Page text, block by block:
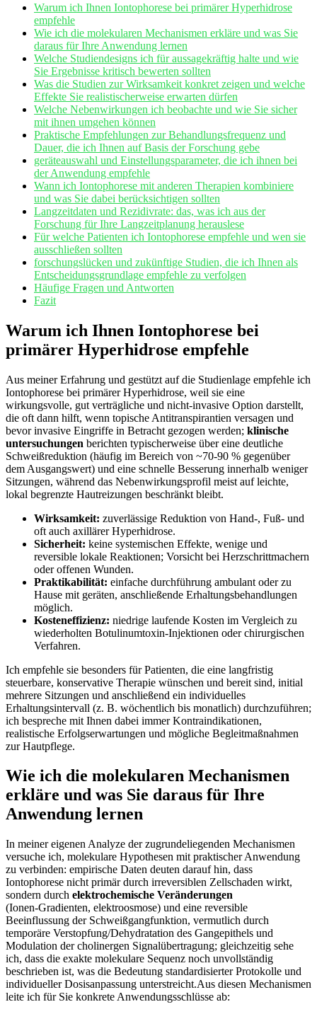
Warum ich ⁤Ihnen Iontophorese bei⁤ primärer Hyperhidrose
empfehle
Wie ich die ⁢molekularen Mechanismen erkläre und was Sie
daraus für Ihre Anwendung lernen
Welche Studiendesigns ich ‌für aussagekräftig halte und wie
Sie Ergebnisse kritisch bewerten sollten
Was die Studien zur Wirksamkeit konkret zeigen und welche
Effekte Sie realistischerweise erwarten dürfen
Welche Nebenwirkungen⁢ ich beobachte und wie Sie sicher
mit ihnen umgehen können
Praktische Empfehlungen zur Behandlungsfrequenz‌ und
Dauer, die ich Ihnen auf‍ Basis der‌ Forschung gebe
geräteauswahl und Einstellungsparameter, die ich ihnen bei
der Anwendung empfehle
Wann ich ‍Iontophorese mit anderen Therapien kombiniere
und was Sie dabei berücksichtigen sollten
Langzeitdaten und Rezidivrate: das, was ich ⁤aus ⁣der
Forschung ⁢für ⁢Ihre Langzeitplanung ‌herauslese
Für welche Patienten ⁣ich Iontophorese empfehle ⁢und wen sie
ausschließen sollten
forschungslücken und zukünftige Studien, die ich⁢ Ihnen als
Entscheidungsgrundlage‌ empfehle zu verfolgen
Häufige Fragen ⁣und Antworten
Fazit
Warum ich Ihnen Iontophorese bei
primärer Hyperhidrose empfehle
Aus meiner Erfahrung⁣ und gestützt auf die Studienlage empfehle ich
Iontophorese bei primärer ‌Hyperhidrose, weil⁢ sie eine
wirkungsvolle, gut verträgliche und nicht-invasive Option darstellt,
die oft dann hilft, ⁤wenn topische Antitranspirantien versagen und
⁢bevor invasive Eingriffe ‍in Betracht⁣ gezogen werden; klinische
untersuchungen berichten typischerweise​ über eine ⁣deutliche
Schweißreduktion (häufig im Bereich ⁤von‍ ~70-90 % gegenüber
dem Ausgangswert) und⁤ eine schnelle Besserung innerhalb weniger
Sitzungen, während das Nebenwirkungsprofil ⁤meist‍ auf leichte,
lokal begrenzte Hautreizungen beschränkt bleibt.
Wirksamkeit: zuverlässige Reduktion von ‌Hand-, ⁣Fuß- und
oft auch axillärer Hyperhidrose.
Sicherheit: keine systemischen⁤ Effekte, wenige und
reversible⁣ lokale Reaktionen; ⁢Vorsicht bei Herzschrittmachern
oder offenen Wunden.
Praktikabilität: einfache durchführung ambulant ⁤oder zu
Hause mit geräten, anschließende Erhaltungsbehandlungen
möglich.
Kosteneffizienz: ⁢niedrige ​laufende⁣ Kosten im Vergleich zu
wiederholten Botulinumtoxin-Injektionen oder chirurgischen
Verfahren.
Ich empfehle sie besonders für Patienten, die eine langfristig
steuerbare, konservative Therapie wünschen‍ und bereit sind, initial
mehrere Sitzungen und anschließend ein individuelles
Erhaltungsintervall (z. B. wöchentlich bis monatlich) durchzuführen;
ich bespreche mit ⁣Ihnen dabei immer Kontraindikationen,
realistische Erfolgserwartungen und mögliche Begleitmaßnahmen
zur Hautpflege.
Wie ich die ⁢molekularen Mechanismen
erkläre und ​was Sie daraus für ‍Ihre
Anwendung lernen
In meiner eigenen Analyze der zugrundeliegenden Mechanismen
versuche ich, molekulare Hypothesen mit praktischer Anwendung
zu verbinden: empirische Daten deuten⁣ darauf ⁤hin,‌ dass
Iontophorese nicht primär‌ durch irreversiblen Zellschaden wirkt,
sondern‌ durch elektrochemische Veränderungen
(Ionen‑Gradienten, elektroosmose) ⁢und eine reversible
‌Beeinflussung der ⁢Schweißgangfunktion, vermutlich durch
temporäre Verstopfung/Dehydratation des Gangepithels und
Modulation der‌ cholinergen Signalübertragung;‌ gleichzeitig⁢ sehe
ich, ‍dass die exakte molekulare Sequenz noch unvollständig
beschrieben ist, was die Bedeutung standardisierter Protokolle ⁣und
individueller Dosisanpassung ⁤unterstreicht.Aus diesen Mechanismen
leite ich für​ Sie konkrete Anwendungsschlüsse ab: